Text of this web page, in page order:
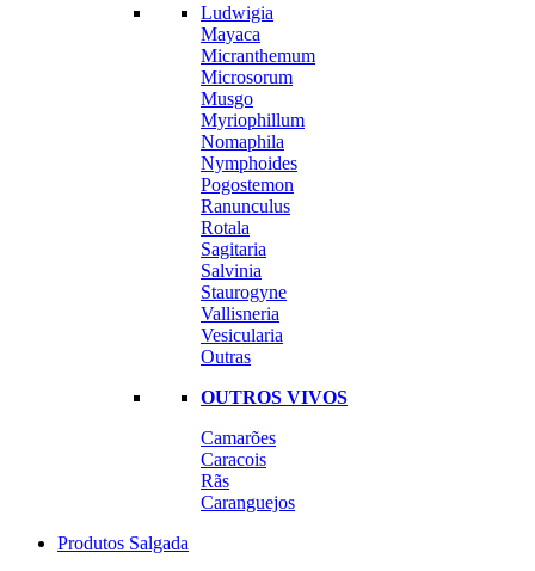
Ludwigia
Mayaca
Micranthemum
Microsorum
Musgo
Myriophillum
Nomaphila
Nymphoides
Pogostemon
Ranunculus
Rotala
Sagitaria
Salvinia
Staurogyne
Vallisneria
Vesicularia
Outras
OUTROS VIVOS
Camarões
Caracois
Rãs
Caranguejos
Produtos Salgada